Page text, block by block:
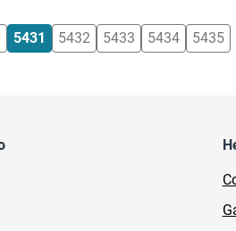
5431 5432 5433 5434 5435